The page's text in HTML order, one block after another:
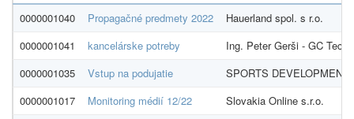
0000001040
Propagačné predmety 2022
Hauerland spol. s r.o.
0000001041
kancelárske potreby
Ing. Peter Gerši - GC Tech.
0000001035
Vstup na podujatie
SPORTS DEVELOPMENT
0000001017
Monitoring médií 12/22
Slovakia Online s.r.o.